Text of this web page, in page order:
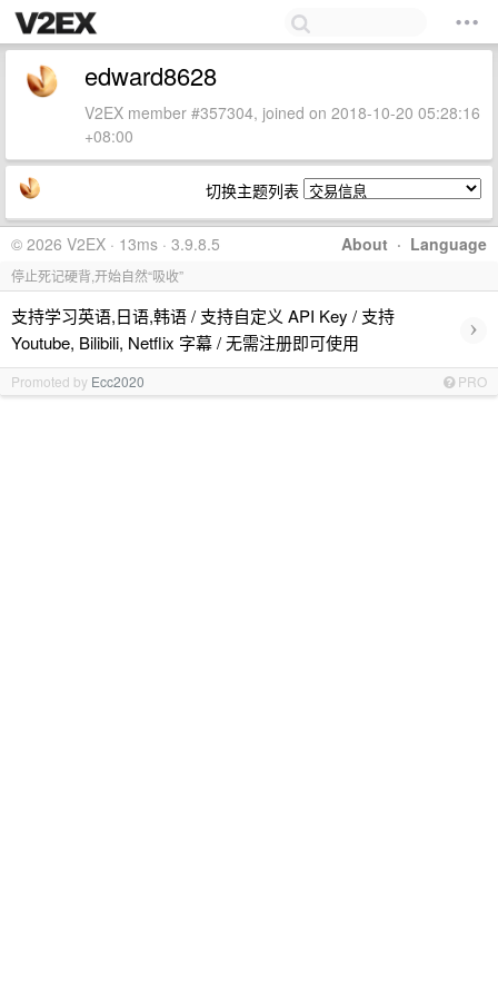
edward8628
V2EX member #357304, joined on 2018-10-20 05:28:16
+08:00
切换主题列表
About · Language
© 2026 V2EX · 13ms · 3.9.8.5
停止死记硬背,开始自然“吸收”
支持学习英语,日语,韩语 / 支持自定义 API Key / 支持
Youtube, Bilibili, Netflix 字幕 / 无需注册即可使用
›
Promoted by Ecc2020 PRO